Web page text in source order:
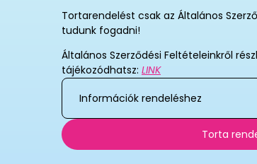
Tortarendelést csak az Általános
tudunk fogadni!
Általános Szerződési Feltételeinkről
tájékozódhatsz: LINK
Információk rendeléshez
Torta